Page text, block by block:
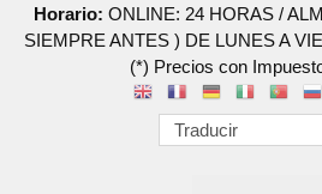
Horario: ONLINE: 24 HORAS /
SIEMPRE ANTES ) DE LUNES A
(*) Precios con